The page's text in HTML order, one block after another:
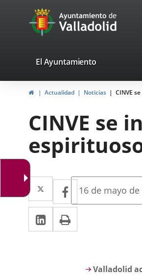
Portal
Web
Ayuntamiento
de
valladolid.es
El Ayuntamiento
HomeActualidad Noticias CINVE
CINVE se
Twitter
Enlace
a
una
aplicación
Facebook
Enlace
a
una
Linkedin
Enlace
a
aplicación
Fecha
la
16 de mayo de
Descripción
Valladolid